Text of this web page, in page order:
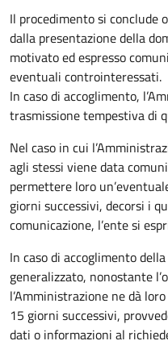
Il procedimento si
dalla presentazione della
motivato ed espresso
eventuali controinteressati.
In caso di accoglimento,
trasmissione tempestiva di
Nel caso in cui
agli stessi viene data
permettere loro
giorni successivi, decorsi i
comunicazione, l’ente si
In caso di accoglimento
generalizzato, nonostante
l’Amministrazione ne dà
15 giorni successivi,
dati o informazioni al